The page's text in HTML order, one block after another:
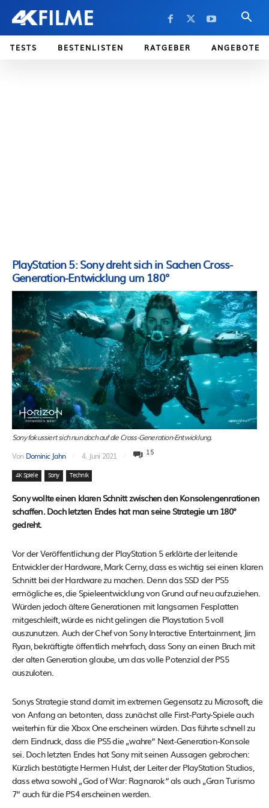
TESTS BESTENLISTEN RATGEBER ANGEBOTE
PlayStation 5: Sony dreht sich in Sachen Cross-
Generation-Entwicklung um 180°
Sony fokussiert sich nun doch auf die Cross-Generation-Entwicklung.
Von Dominic Jahn 4. Juni 2021 15
4K Spiele Sony Technik
Sony wollte einen klaren Schnitt zwischen den Konsolengenrationen
schaffen. Doch letzten Endes hat man seine Strategie um 180°
gedreht.
Vor der Veröffentlichung der PlayStation 5 erklärte der leitende
Entwickler der Hardware, Mark Cerny, dass es wichtig sei einen klaren
Schnitt bei der Hardware zu machen. Denn das SSD der PS5
ermögliche es, die Spieleentwicklung von Grund auf neu aufzuziehen.
Würden jedoch ältere Generationen mit langsamen Fesplatten
mitgeschleift, würde es nicht gelingen die Playstation 5 voll
auszunutzen. Auch der Chef von Sony Interactive Entertainment, Jim
Ryan, bekräftigte öffentlich mehrfach, dass Sony an einen Bruch mit
der alten Generation glaube, um das volle Potenzial der PS5
auszuloten.
Sonys Strategie stand damit im extremen Gegensatz zu Microsoft, die
von Anfang an betonten, dass zunächst alle First-Party-Spiele auch
weiterhin für die Xbox One erscheinen würden. Das führte schnell zu
dem Eindruck, dass die PS5 die „wahre“ Next-Generation-Konsole
sei. Doch letzten Endes hat Sony mit seinen Aussagen gebrochen:
Kürzlich bestätigte Hermen Hulst, der Leiter der PlayStation Studios,
dass etwa sowohl „God of War: Ragnarok“ als auch „Gran Turismo
7“ auch für die PS4 erscheinen werden.